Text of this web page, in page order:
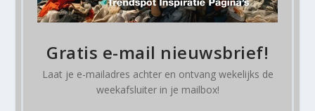
Gratis e-mail nieuwsbrief!
Laat je e-mailadres achter en ontvang wekelijks de
weekafsluiter in je mailbox!